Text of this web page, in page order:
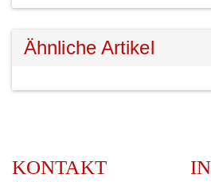
Ähnliche Artikel
KONTAKT